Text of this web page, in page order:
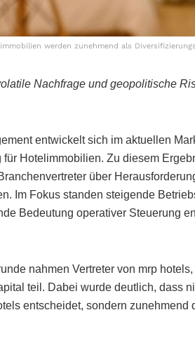
werden zunehmend als
Nachfrage und geopolitische
entwickelt sich im aktuellen
für Hotelimmobilien. Zu diesem
über
Im Fokus standen steigende
Bedeutung operativer Steuerung
nahmen Vertreter von mrp
teil. Dabei wurde deutlich, dass
entscheidet, sondern